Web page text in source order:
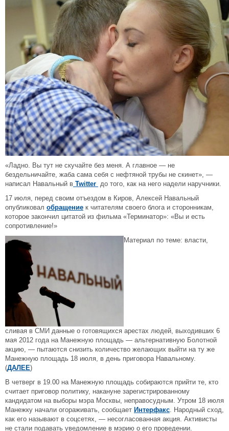
«Ладно. Вы тут не скучайте без меня. А главное — не
бездельничайте, жаба сама себя с нефтяной трубы не скинет», —
написал Навальный в Twitter до того, как на него надели наручники.
17 июля, перед своим отъездом в Киров, Алексей Навальный
опубликовал обращение к читателям своего блога и сторонникам,
которое закончил цитатой из фильма «Терминатор»: «Вы и есть
сопротивление!»
Материал по теме: власти,
сливая в СМИ данные о готовящихся арестах людей, выходивших 6
мая 2012 года на Манежную площадь — альтернативную Болотной
акцию, — пытаются снизить количество желающих выйти на ту же
Манежную площадь 18 июля, в день приговора Навальному.
(ДАЛЕЕ)
В четверг в 19.00 на Манежную площадь собираются прийти те, кто
считает приговор политику, накануне зарегистрированному
кандидатом на выборы мэра Москвы, неправосудным. Утром 18 июля
Манежку начали огораживать, сообщает Интерфакс. Народный сход,
как его называют в соцсетях, — несогласованная акция. Активисты
не стали подавать уведомление в мэрию о его проведении.